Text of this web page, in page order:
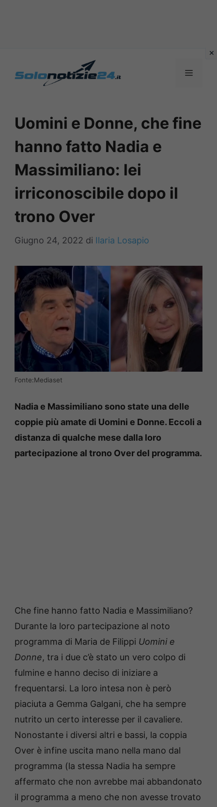
MENU
Uomini e Donne, che fine
hanno fatto Nadia e
Massimiliano: lei
irriconoscibile dopo il
trono Over
Giugno 24, 2022 di Ilaria Losapio
Fonte:Mediaset
Nadia e Massimiliano sono state una delle
coppie più amate di Uomini e Donne. Eccoli a
distanza di qualche mese dalla loro
partecipazione al trono Over del programma.
Che fine hanno fatto Nadia e Massimiliano?
Durante la loro partecipazione al noto
programma di Maria de Filippi Uomini e
Donne, tra i due c’è stato un vero colpo di
fulmine e hanno deciso di iniziare a
frequentarsi. La loro intesa non è però
piaciuta a Gemma Galgani, che ha sempre
nutrito un certo interesse per il cavaliere.
Nonostante i diversi altri e bassi, la coppia
Over è infine uscita mano nella mano dal
programma (la stessa Nadia ha sempre
affermato che non avrebbe mai abbandonato
il programma a meno che non avesse trovato